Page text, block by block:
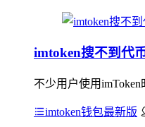
imtoken搜不到代
不少用户使用
imtoken钱包最新版